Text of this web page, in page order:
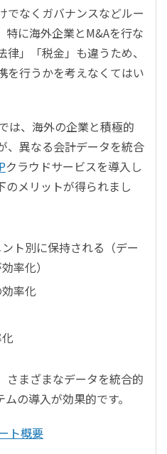
でなくガバナンスなどルー
特に海外企業とM&Aを行な
」「税金」も違うため、
を行うかを考えなくてはい
は、海外の企業と積極的
、異なる会計データを統合
クラウドサービスを導入し
のメリットが得られまし
ト別に保持される（デー
率化）
率化
さまざまなデータを統合的
ムの導入が効果的です。
ト概要